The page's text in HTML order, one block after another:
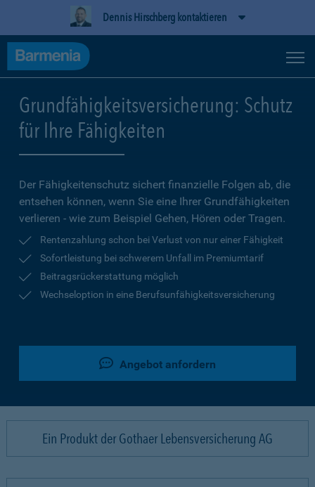
Dennis Hirschberg kontaktieren
Grundfähigkeitsversicherung: Schutz
für Ihre Fähigkeiten
Der Fähigkeitenschutz sichert finanzielle Folgen ab, die
entsehen können, wenn Sie eine Ihrer Grundfähigkeiten
verlieren - wie zum Beispiel Gehen, Hören oder Tragen.
Rentenzahlung schon bei Verlust von nur einer Fähigkeit
Sofortleistung bei schwerem Unfall im Premiumtarif
Beitragsrückerstattung möglich
Wechseloption in eine Berufsunfähigkeitsversicherung
Angebot anfordern
Ein Produkt der Gothaer Lebensversicherung AG